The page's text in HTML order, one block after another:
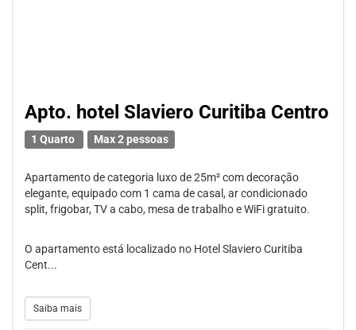
Apto. hotel Slaviero Curitiba Centro
1 Quarto Max 2 pessoas
Apartamento de categoria luxo de 25m² com decoração
elegante, equipado com 1 cama de casal, ar condicionado
split, frigobar, TV a cabo, mesa de trabalho e WiFi gratuito.
O apartamento está localizado no Hotel Slaviero Curitiba
Cent...
Saiba mais